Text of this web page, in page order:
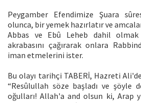
Peygamber Efendimize Şuara
olunca, bir yemek hazırlatır ve
Abbas ve Ebû Leheb dahil olmak
akrabasını çağırarak onlara
iman etmelerini ister.
Bu olayı tarihçi TABERİ, Hazreti
“Resûlullah söze başladı ve şöyle
oğulları! Allah'a and olsun ki, Arap